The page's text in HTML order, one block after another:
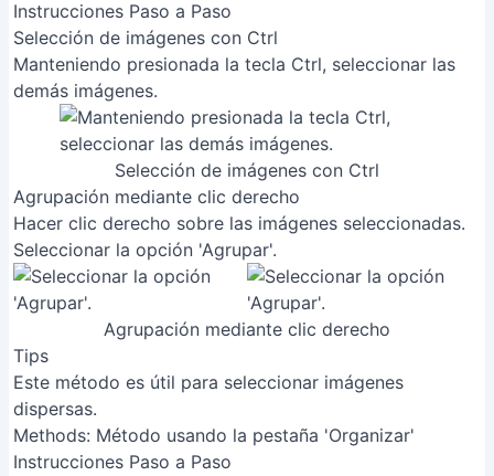
Instrucciones Paso a Paso
Selección de imágenes con Ctrl
Manteniendo presionada la tecla Ctrl, seleccionar las
demás imágenes.
Selección de imágenes con Ctrl
Agrupación mediante clic derecho
Hacer clic derecho sobre las imágenes seleccionadas.
Seleccionar la opción 'Agrupar'.
Agrupación mediante clic derecho
Tips
Este método es útil para seleccionar imágenes
dispersas.
Methods: Método usando la pestaña 'Organizar'
Instrucciones Paso a Paso